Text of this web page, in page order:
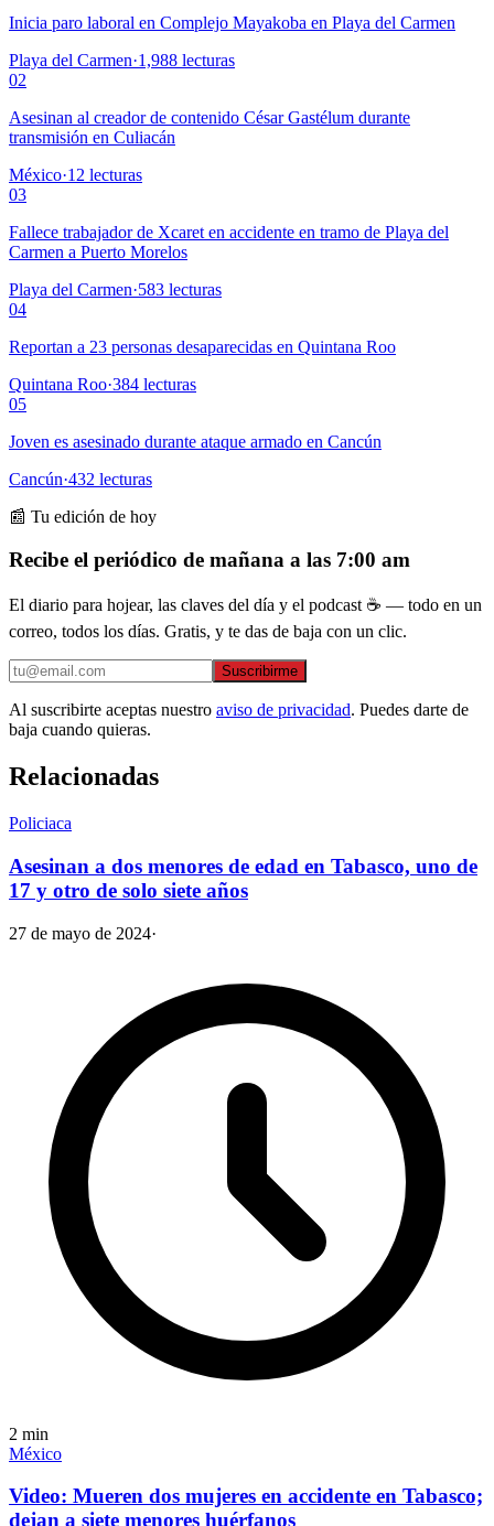
Inicia paro laboral en Complejo Mayakoba en Playa del Carmen
Playa del Carmen·1,988 lecturas
02
Asesinan al creador de contenido César Gastélum durante
transmisión en Culiacán
México·12 lecturas
03
Fallece trabajador de Xcaret en accidente en tramo de Playa del
Carmen a Puerto Morelos
Playa del Carmen·583 lecturas
04
Reportan a 23 personas desaparecidas en Quintana Roo
Quintana Roo·384 lecturas
05
Joven es asesinado durante ataque armado en Cancún
Cancún·432 lecturas
📰 Tu edición de hoy
Recibe el periódico de mañana a las 7:00 am
El diario para hojear, las claves del día y el podcast ☕ — todo en un
correo, todos los días. Gratis, y te das de baja con un clic.
Suscribirme
Al suscribirte aceptas nuestro aviso de privacidad. Puedes darte de
baja cuando quieras.
Relacionadas
Policiaca
Asesinan a dos menores de edad en Tabasco, uno de
17 y otro de solo siete años
27 de mayo de 2024·
2 min
México
Video: Mueren dos mujeres en accidente en Tabasco;
dejan a siete menores huérfanos